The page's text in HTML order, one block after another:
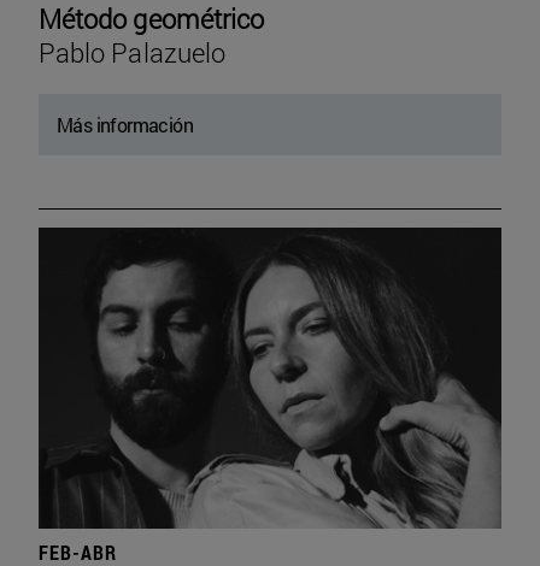
Método geométrico
Pablo Palazuelo
Más información
FEB-ABR